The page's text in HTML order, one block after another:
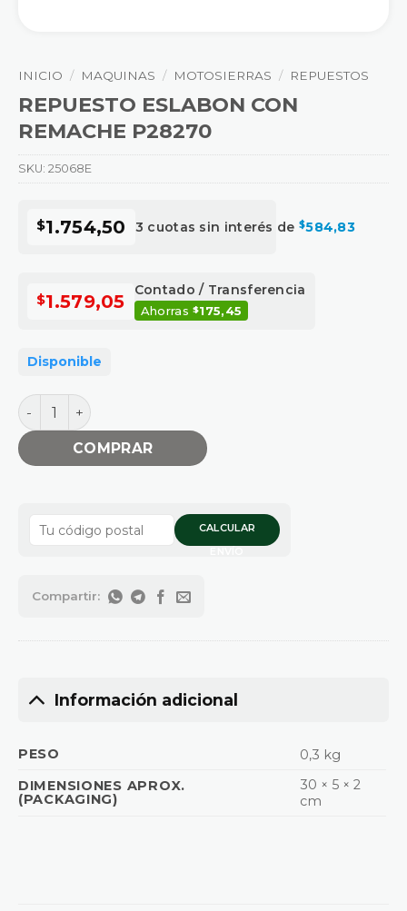
INICIO / MAQUINAS / MOTOSIERRAS / REPUESTOS
REPUESTO ESLABON CON
REMACHE P28270
$1.754,50 3 cuotas sin interés de $584,83
$1.579,05
Contado / Transferencia
Ahorras$175,45
Disponible
REPUESTO ESLABON CON REMACHE P28270 cantidad
COMPRAR
CALCULAR
SKU: 25068E
Información adicional
PESO
0,3 kg
DIMENSIONES APROX.
(PACKAGING)
30 × 5 × 2
cm